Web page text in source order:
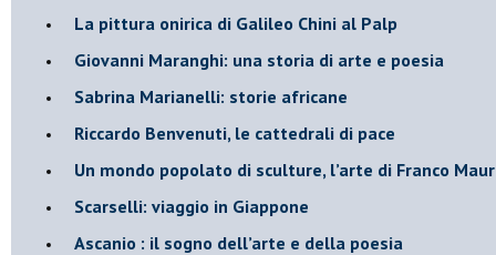
​La pittura onirica di Galileo Chini al Palp
​Giovanni Maranghi: una storia di arte e poesia
Sabrina Marianelli: storie africane
​Riccardo Benvenuti, le cattedrali di pace
​Un mondo popolato di sculture, l’arte di Franco
​Scarselli: viaggio in Giappone
​Ascanio : il sogno dell’arte e della poesia